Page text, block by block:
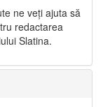
ne veți ajuta să
redactarea
Slatina.